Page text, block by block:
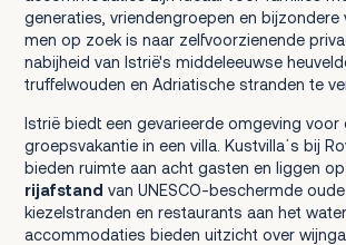
generaties, vriendengroepen en bijzondere
men op zoek is naar zelfvoorzienende
nabijheid van Istrië's middeleeuwse
truffelwouden en Adriatische stranden te
Istrië biedt een gevarieerde omgeving voor
groepsvakantie in een villa. Kustvillaʼs bij
bieden ruimte aan acht gasten en liggen
rijafstand van UNESCO-beschermde
kiezelstranden en restaurants aan het
accommodaties bieden uitzicht over